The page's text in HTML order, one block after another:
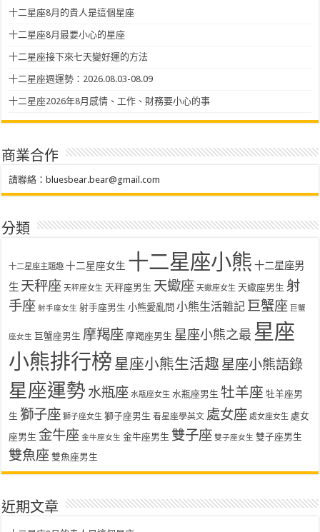
十二星座8月的貴人是這個星座
十二星座8月最要小心的星座
十二星座接下來七天變好運的方法
十二星座週運勢：2026.08.03-08.09
十二星座2026年8月感情、工作、財務要小心的事
商業合作
請聯絡： bluesbear.bear@gmail.com
分類
十二星座主題趣 十二星座女生 十二星座小熊 十二星座男
生 天秤座 天秤座女生 天秤座男生 天蠍座 天蠍座女生 天蠍座男生 射
手座 射手座女生 射手座男生 小熊愛亂問 小熊生活雜記 巨蟹座 巨蟹
座女生 巨蟹座男生 摩羯座 摩羯座男生 星座小熊之最 星座
小熊排行榜 星座小熊生活趣 星座小熊語錄
星座運勢 水瓶座 水瓶座女生 水瓶座男生 牡羊座 牡羊座男
生 獅子座 獅子座女生 獅子座男生 看星座學英文 處女座 處女座女生 處女
座男生 金牛座 金牛座女生 金牛座男生 雙子座 雙子座女生 雙子座男生
雙魚座 雙魚座男生
近期文章